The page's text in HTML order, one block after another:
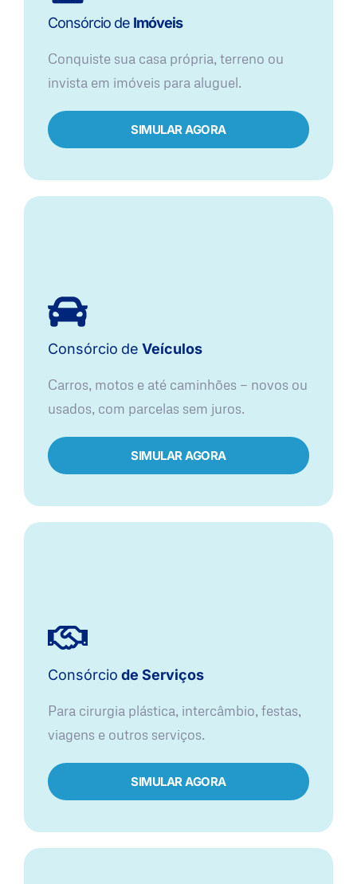
Consórcio de Imóveis
Conquiste sua casa própria, terreno ou
invista em imóveis para aluguel.
SIMULAR AGORA​
Consórcio de Veículos
Carros, motos e até caminhões — novos ou
usados, com parcelas sem juros.
SIMULAR AGORA
Consórcio de Serviços
Para cirurgia plástica, intercâmbio, festas,
viagens e outros serviços.
SIMULAR AGORA